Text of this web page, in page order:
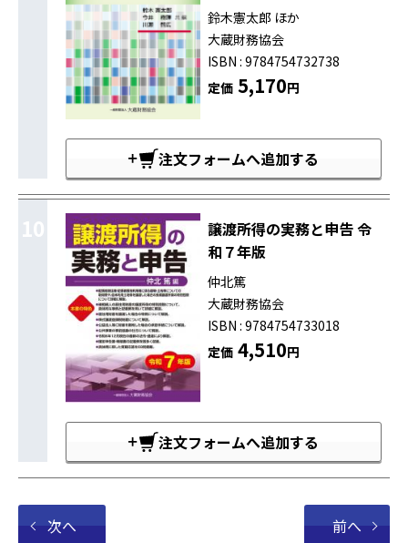
鈴木憲太郎 ほか
大蔵財務協会
ISBN : 9784754732738
定価5,170円
注文フォームへ追加する
10
譲渡所得の実務と申告 令
和７年版
仲北篤
大蔵財務協会
ISBN : 9784754733018
定価4,510円
注文フォームへ追加する
次へ 前へ